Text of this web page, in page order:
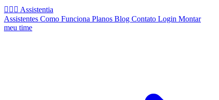
🧚🏻‍♂️ Assistentia
Assistentes Como Funciona Planos Blog Contato Login Montar
meu time